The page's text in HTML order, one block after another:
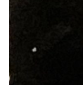
ギャラリーシーズ